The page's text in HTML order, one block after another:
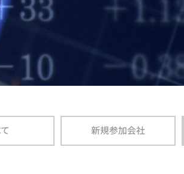
ームとは？ 参加発行会社の声
よくあるご質問
新規参加会社